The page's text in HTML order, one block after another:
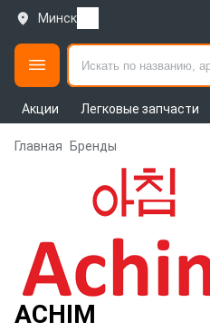
Минск
Акции Легковые запчасти
Главная Бренды
ACHIM